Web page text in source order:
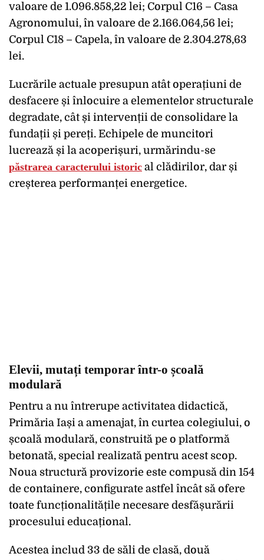
valoare de 1.096.858,22 lei; Corpul C16 – Casa
Agronomului, în valoare de 2.166.064,56 lei;
Corpul C18 – Capela, în valoare de 2.304.278,63
lei.
Lucrările actuale presupun atât operațiuni de
desfacere și înlocuire a elementelor structurale
degradate, cât și intervenții de consolidare la
fundații și pereți. Echipele de muncitori
lucrează și la acoperișuri, urmărindu-se
păstrarea caracterului istoric al clădirilor, dar și
creșterea performanței energetice.
Elevii, mutați temporar într-o școală
modulară
Pentru a nu întrerupe activitatea didactică,
Primăria Iași a amenajat, în curtea colegiului, o
școală modulară, construită pe o platformă
betonată, special realizată pentru acest scop.
Noua structură provizorie este compusă din 154
de containere, configurate astfel încât să ofere
toate funcționalitățile necesare desfășurării
procesului educațional.
Acestea includ 33 de săli de clasă, două